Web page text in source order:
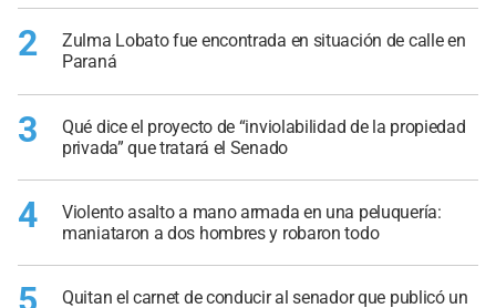
2
Zulma Lobato fue encontrada en situación de calle en
Paraná
3
Qué dice el proyecto de “inviolabilidad de la propiedad
privada” que tratará el Senado
4
Violento asalto a mano armada en una peluquería:
maniataron a dos hombres y robaron todo
Quitan el carnet de conducir al senador que publicó un